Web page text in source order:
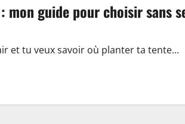
mon guide pour choisir sans
et tu veux savoir où planter ta tente...